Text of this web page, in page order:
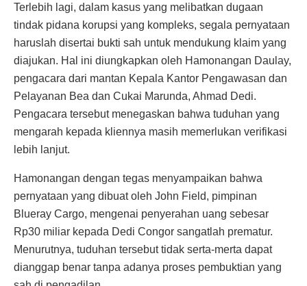
Terlebih lagi, dalam kasus yang melibatkan dugaan
tindak pidana korupsi yang kompleks, segala pernyataan
haruslah disertai bukti sah untuk mendukung klaim yang
diajukan. Hal ini diungkapkan oleh Hamonangan Daulay,
pengacara dari mantan Kepala Kantor Pengawasan dan
Pelayanan Bea dan Cukai Marunda, Ahmad Dedi.
Pengacara tersebut menegaskan bahwa tuduhan yang
mengarah kepada kliennya masih memerlukan verifikasi
lebih lanjut.
Hamonangan dengan tegas menyampaikan bahwa
pernyataan yang dibuat oleh John Field, pimpinan
Blueray Cargo, mengenai penyerahan uang sebesar
Rp30 miliar kepada Dedi Congor sangatlah prematur.
Menurutnya, tuduhan tersebut tidak serta-merta dapat
dianggap benar tanpa adanya proses pembuktian yang